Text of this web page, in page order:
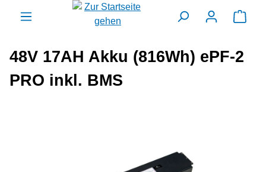
springen
48V 17AH Akku (816Wh) ePF-2
PRO inkl. BMS